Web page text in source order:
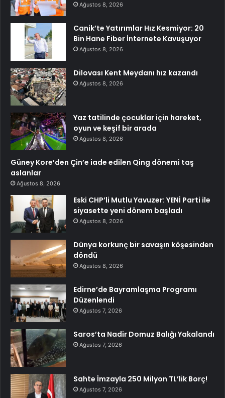
Ağustos 8, 2026
Canik’te Yatırımlar Hız Kesmiyor: 20
Bin Hane Fiber İnternete Kavuşuyor
Ağustos 8, 2026
Dilovası Kent Meydanı hız kazandı
Ağustos 8, 2026
Yaz tatilinde çocuklar için hareket,
oyun ve keşif bir arada
Ağustos 8, 2026
Güney Kore’den Çin’e iade edilen Qing dönemi taş
aslanlar
Ağustos 8, 2026
Eski CHP’li Mutlu Yavuzer: YENİ Parti ile
siyasette yeni dönem başladı
Ağustos 8, 2026
Dünya korkunç bir savaşın köşesinden
döndü
Ağustos 8, 2026
Edirne’de Bayramlaşma Programı
Düzenlendi
Ağustos 7, 2026
Saros’ta Nadir Domuz Balığı Yakalandı
Ağustos 7, 2026
Sahte İmzayla 250 Milyon TL’lik Borç!
Ağustos 7, 2026